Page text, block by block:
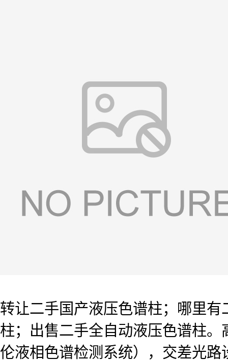
转让二手国产液压色谱柱；哪里
柱；出售二手全自动液压色谱柱
伦液相色谱检测系统），交差光